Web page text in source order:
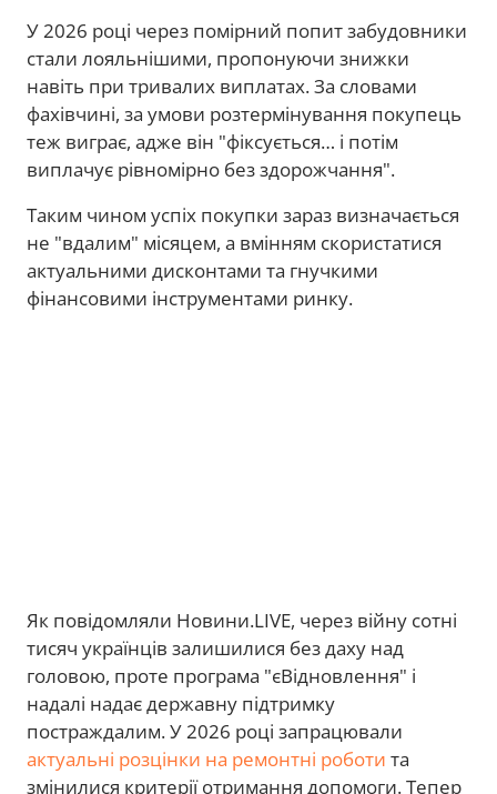
У 2026 році через помірний попит забудовники
стали лояльнішими, пропонуючи знижки
навіть при тривалих виплатах. За словами
фахівчині, за умови розтермінування покупець
теж виграє, адже він "фіксується… і потім
виплачує рівномірно без здорожчання".
Таким чином успіх покупки зараз визначається
не "вдалим" місяцем, а вмінням скористатися
актуальними дисконтами та гнучкими
фінансовими інструментами ринку.
Як повідомляли Новини.LIVE, через війну сотні
тисяч українців залишилися без даху над
головою, проте програма "єВідновлення" і
надалі надає державну підтримку
постраждалим. У 2026 році запрацювали
актуальні розцінки на ремонтні роботи та
змінилися критерії отримання допомоги. Тепер